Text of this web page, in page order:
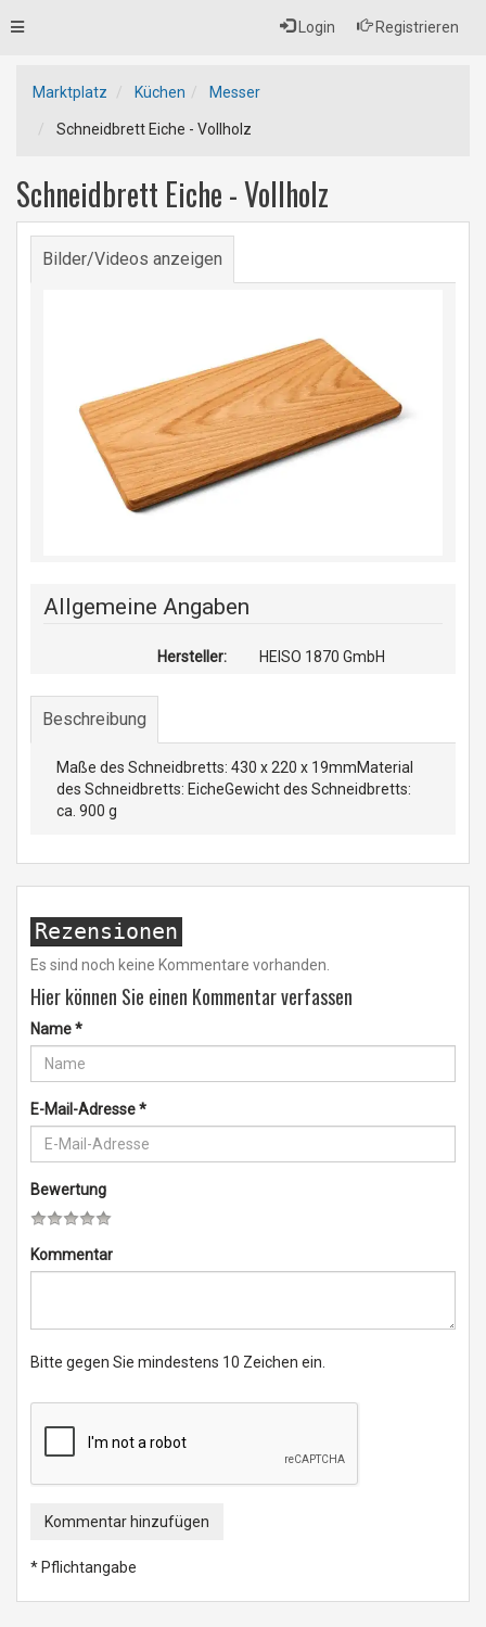
Login Registrieren
Toggle
Marktplatz Küchen Messer
Schneidbrett Eiche - Vollholz
Schneidbrett Eiche - Vollholz
Bilder/Videos anzeigen
Allgemeine Angaben
Hersteller: HEISO 1870 GmbH
Beschreibung
Maße des Schneidbretts: 430 x 220 x 19mmMaterial
des Schneidbretts: EicheGewicht des Schneidbretts:
ca. 900 g
Rezensionen
Es sind noch keine Kommentare vorhanden.
Hier können Sie einen Kommentar verfassen
Name*
E-Mail-Adresse*
Bewertung
Kommentar
Bitte gegen Sie mindestens 10 Zeichen ein.
Kommentar hinzufügen
* Pflichtangabe